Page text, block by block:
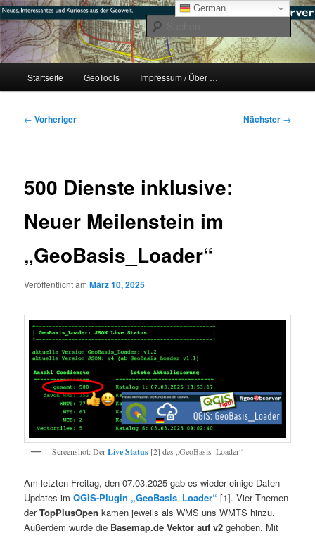
Zum
primären
Inhalt
springen#geoObserver
mikeE's GeoBlog
Startseite GeoTools Impressum / Über …
Beitragsnavigation
← Vorheriger Nächster →
500 Dienste inklusive:
Neuer Meilenstein im
„GeoBasis_Loader“
Veröffentlicht amMärz 10, 2025
Screenshot: DerLive Status [2] des „GeoBasis_Loader“
Am letzten Freitag, den 07.03.2025 gab es wieder einige Daten-
Updates imQGIS-Plugin „GeoBasis_Loader“ [1]. Vier Themen
derTopPlusOpen kamen jeweils als WMS uns WMTS hinzu.
Außerdem wurde die Basemap.de Vektor auf v2 gehoben. Mit
German